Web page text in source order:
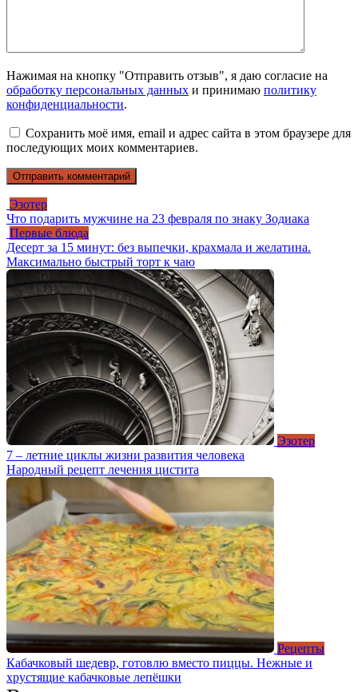
Нажимая на кнопку "Отправить отзыв", я даю согласие на
обработку персональных данных и принимаю политику
конфиденциальности.
Сохранить моё имя, email и адрес сайта в этом браузере для
последующих моих комментариев.
Эзотер
Что подарить мужчине на 23 февраля по знаку Зодиака
Первые блюда
Десерт за 15 минут: без выпечки, крахмала и желатина.
Максимально быстрый торт к чаю
Эзотер
7 – летние циклы жизни развития человека
Народный рецепт лечения цистита
Рецепты
Кабачковый шедевр, готовлю вместо пиццы. Нежные и
хрустящие кабачковые лепёшки